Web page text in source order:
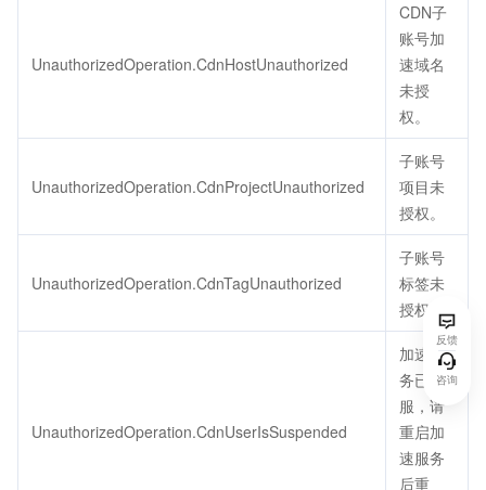
UnauthorizedOperation.CdnHostUnauthorized
CDN子
账号加
速域名
未授
权。
UnauthorizedOperation.CdnProjectUnauthorized
子账号
项目未
授权。
UnauthorizedOperation.CdnTagUnauthorized
子账号
标签未
授权。
UnauthorizedOperation.CdnUserIsSuspended
加速服
务已停
服，请
重启加
速服务
后重
反馈
咨询